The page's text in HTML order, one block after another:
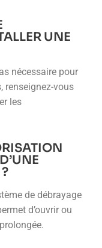
UNE
nécessaire pour
renseignez-vous
les
de débrayage
d’ouvrir ou